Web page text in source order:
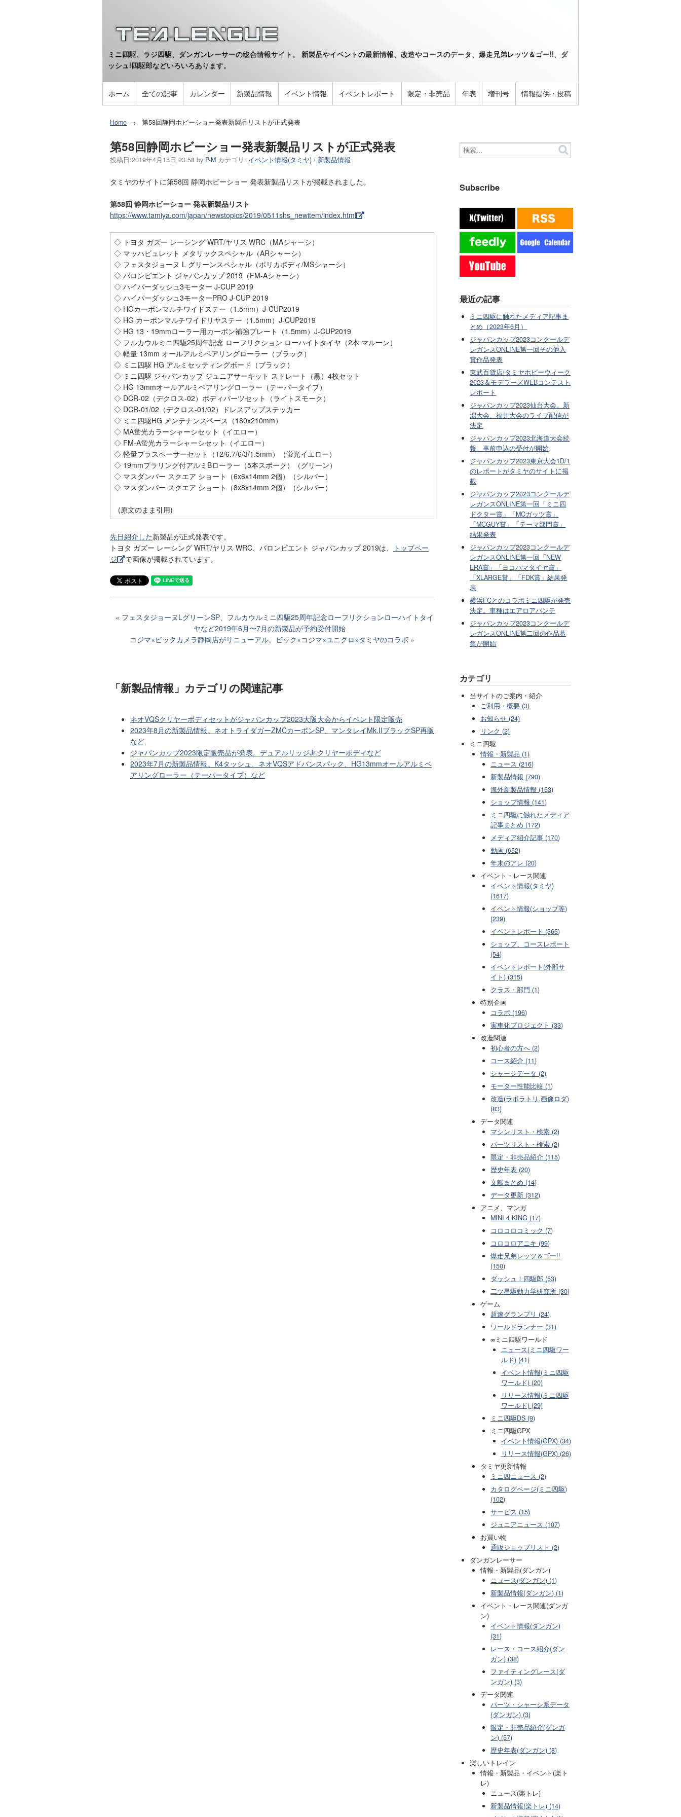
ミニ四駆、ラジ四駆、ダンガンレーサーの総合情報サイト。 新製品やイベントの最新情報、改造やコースのデータ、爆走兄弟レッツ＆ゴー!!、ダ
ッシュ!四駆郎などいろいろあります。
ホーム 全ての記事 カレンダー 新製品情報 イベント情報 イベントレポート 限定・非売品 年表 増刊号 情報提供・投稿
Home 第58回静岡ホビーショー発表新製品リストが正式発表
第58回静岡ホビーショー発表新製品リストが正式発表
投稿日:2019年4月15日 23:58 by P-M カテゴリ: イベント情報(タミヤ) / 新製品情報
タミヤのサイトに第58回 静岡ホビーショー 発表新製品リストが掲載されました。
第58回 静岡ホビーショー 発表新製品リスト
https://www.tamiya.com/japan/newstopics/2019/0511shs_newitem/index.html
◇ トヨタ ガズー レーシング WRT/ヤリス WRC（MAシャーシ）
◇ マッハビュレット メタリックスペシャル（ARシャーシ）
◇ フェスタジョーヌ L グリーンスペシャル（ポリカボディ/MSシャーシ）
◇ バロンビエント ジャパンカップ 2019（FM-Aシャーシ）
◇ ハイパーダッシュ3モーター J-CUP 2019
◇ ハイパーダッシュ3モーターPRO J-CUP 2019
◇ HGカーボンマルチワイドステー（1.5mm）J-CUP2019
◇ HG カーボンマルチワイドリヤステー（1.5mm）J-CUP2019
◇ HG 13・19mmローラー用カーボン補強プレート（1.5mm）J-CUP2019
◇ フルカウルミニ四駆25周年記念 ローフリクション ローハイトタイヤ（2本 マルーン）
◇ 軽量 13mm オールアルミベアリングローラー（ブラック）
◇ ミニ四駆 HG アルミセッティングボード（ブラック）
◇ ミニ四駆 ジャパンカップ ジュニアサーキット ストレート（黒）4枚セット
◇ HG 13mmオールアルミベアリングローラー（テーパータイプ）
◇ DCR-02（デクロス-02）ボディパーツセット（ライトスモーク）
◇ DCR-01/02（デクロス-01/02）ドレスアップステッカー
◇ ミニ四駆HG メンテナンスベース（180x210mm）
◇ MA蛍光カラーシャーシセット（イエロー）
◇ FM-A蛍光カラーシャーシセット（イエロー）
◇ 軽量プラスペーサーセット（12/6.7/6/3/1.5mm）（蛍光イエロー）
◇ 19mmプラリング付アルミBローラー（5本スポーク）（グリーン）
◇ マスダンパー スクエア ショート（6x6x14mm 2個）（シルバー）
◇ マスダンパー スクエア ショート（8x8x14mm 2個）（シルバー）
(原文のまま引用)
先日紹介した新製品が正式発表です。
トヨタ ガズー レーシング WRT/ヤリス WRC、バロンビエント ジャパンカップ 2019は、
トップペー
ジ
で画像が掲載されています。
フェスタジョーヌLグリーンSP、フルカウルミニ四駆25周年記念ローフリクションローハイトタイ
ヤなど2019年6月〜7月の新製品が予約受付開始
コジマ×ビックカメラ静岡店がリニューアル。ビック×コジマ×ユニクロ×タミヤのコラボ
「新製品情報」カテゴリの関連記事
ネオVQSクリヤーボディセットがジャパンカップ2023大阪大会からイベント限定販売
2023年8月の新製品情報。ネオトライダガーZMCカーボンSP、マンタレイMk.IIブラックSP再販
など
ジャパンカップ2023限定販売品が発表。デュアルリッジJr.クリヤーボディなど
2023年7月の新製品情報。K4タッシュ、ネオVQSアドバンスパック、HG13mmオールアルミベ
アリングローラー（テーパータイプ）など
Subscribe
最近の記事
ミニ四駆に触れたメディア記事ま
とめ（2023年6月）
ジャパンカップ2023コンクールデ
レガンスONLINE第一回その他入
賞作品発表
東武百貨店/タミヤホビーウィーク
2023＆モデラーズWEBコンテスト
レポート
ジャパンカップ2023仙台大会、新
潟大会、福井大会のライブ配信が
決定
ジャパンカップ2023北海道大会続
報。事前申込の受付が開始
ジャパンカップ2023東京大会1D/1
のレポートがタミヤのサイトに掲
載
ジャパンカップ2023コンクールデ
レガンスONLINE第一回「ミニ四
ドクター賞」「MCガッツ賞」
「MCGUY賞」「テーマ部門賞」
結果発表
ジャパンカップ2023コンクールデ
レガンスONLINE第一回「NEW
ERA賞」「ヨコハマタイヤ賞」
「XLARGE賞」「FDK賞」結果発
表
横浜FCとのコラボミニ四駆が発売
決定。車種はエアロアバンテ
ジャパンカップ2023コンクールデ
レガンスONLINE第二回の作品募
集が開始
カテゴリ
当サイトのご案内・紹介
ご利用・概要 (3)
お知らせ (24)
リンク (2)
ミニ四駆
情報・新製品 (1)
ニュース (216)
新製品情報 (790)
海外新製品情報 (153)
ショップ情報 (141)
ミニ四駆に触れたメディア
記事まとめ (172)
メディア紹介記事 (170)
動画 (652)
年末のアレ (20)
イベント・レース関連
イベント情報(タミヤ)
(1617)
イベント情報(ショップ等)
(239)
イベントレポート (365)
ショップ、コースレポート
(54)
イベントレポート(外部サ
イト) (315)
クラス・部門 (1)
特別企画
コラボ (196)
実車化プロジェクト (33)
改造関連
初心者の方へ (2)
コース紹介 (11)
シャーシデータ (2)
モーター性能比較 (1)
改造(ラボラトリ,画像ロダ)
(83)
データ関連
マシンリスト・検索 (2)
パーツリスト・検索 (2)
限定・非売品紹介 (115)
歴史年表 (20)
文献まとめ (14)
データ更新 (312)
アニメ、マンガ
MINI 4 KING (17)
コロコロコミック (7)
コロコロアニキ (99)
爆走兄弟レッツ＆ゴー!!
(150)
ダッシュ！四駆郎 (53)
二ツ星駆動力学研究所 (30)
ゲーム
超速グランプリ (24)
ワールドランナー (31)
∞ミニ四駆ワールド
ニュース(ミニ四駆ワー
ルド) (41)
イベント情報(ミニ四駆
ワールド) (20)
リリース情報(ミニ四駆
ワールド) (29)
ミニ四駆DS (9)
ミニ四駆GPX
イベント情報(GPX) (34)
リリース情報(GPX) (26)
タミヤ更新情報
ミニ四ニュース (2)
カタログページ(ミニ四駆)
(102)
サービス (15)
ジュニアニュース (107)
お買い物
通販ショップリスト (2)
ダンガンレーサー
情報・新製品(ダンガン)
ニュース(ダンガン) (1)
新製品情報(ダンガン) (1)
イベント・レース関連(ダンガ
ン)
イベント情報(ダンガン)
(31)
レース・コース紹介(ダン
ガン) (38)
ファイティングレース(ダ
ンガン) (3)
データ関連
パーツ・シャーシ系データ
(ダンガン) (3)
限定・非売品紹介(ダンガ
ン) (57)
歴史年表(ダンガン) (8)
楽しいトレイン
情報・新製品・イベント(楽ト
レ)
ニュース(楽トレ)
新製品情報(楽トレ) (14)